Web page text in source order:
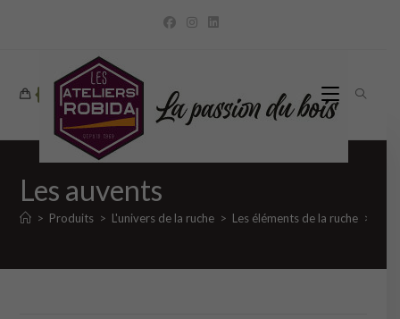
Les auvents
> Produits > L'univers de la ruche > Les éléments de la ruche >